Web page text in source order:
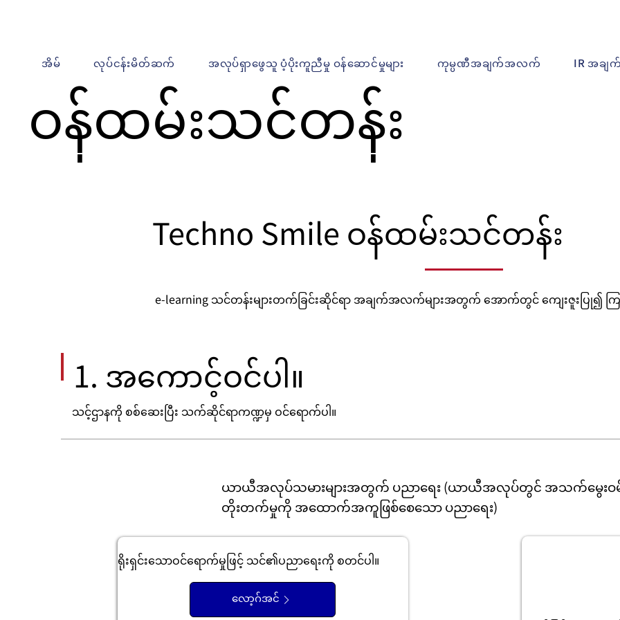
အိမ် လုပ်ငန်းမိတ်ဆက် အလုပ်ရှာဖွေသူ ပံ့ပိုးကူညီမှု ဝန်ဆောင်မှုများ ကုမ္ပဏီအချက်အလက် IR အခ
Techno Smile ဝန်ထမ်းသင်တန်း
e-learning သင်တန်းများတက်ခြင်းဆိုင်ရာ အချက်အလက်များအတွက် အောက်တွင် ကျေးဇူးပြု၍ က
ဝန်ထမ်းသင်တန်း
1. အကောင့်ဝင်ပါ။
သင့်ဌာနကို စစ်ဆေးပြီး သက်ဆိုင်ရာကဏ္ဍမှ ဝင်ရောက်ပါ။
ယာယီအလုပ်သမားများအတွက် ပညာရေး (ယာယီအလုပ်တွင် အသက်မွေးဝမ်း
တိုးတက်မှုကို အထောက်အကူဖြစ်စေသော ပညာရေး)
ရိုးရှင်းသောဝင်ရောက်မှုဖြင့် သင်၏ပညာရေးကို စတင်ပါ။
လော့ဂ်အင်